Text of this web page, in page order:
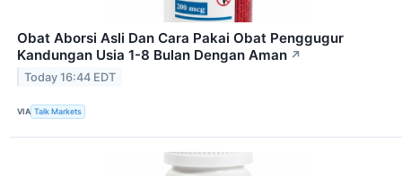
Obat Aborsi Asli Dan Cara Pakai Obat Penggugur
Kandungan Usia 1-8 Bulan Dengan Aman ↗
Today 16:44 EDT
VIA Talk Markets